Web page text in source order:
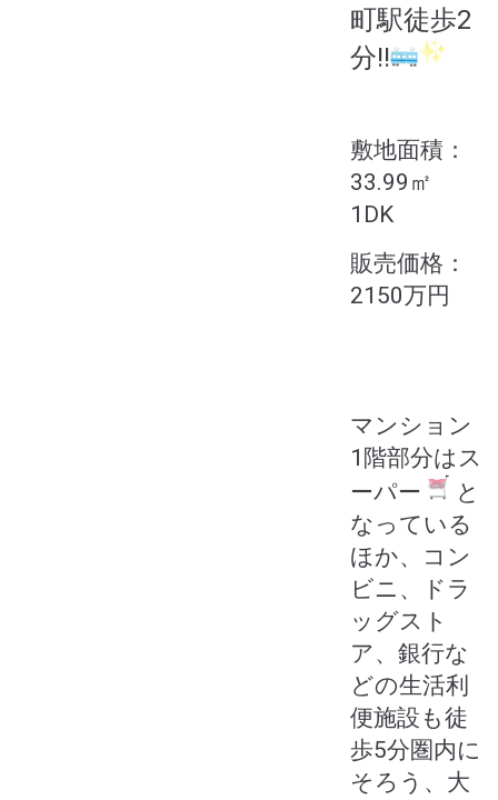
町駅徒歩2
分‼
敷地面積：
33.99㎡
1DK
販売価格：
2150万円
マンション
1階部分はス
ーパー
と
なっている
ほか、コン
ビニ、ドラ
ッグスト
ア、銀行な
どの生活利
便施設も徒
歩5分圏内に
そろう、大